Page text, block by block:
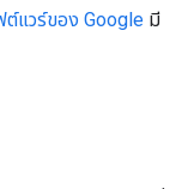
แวร์ของ Google มี